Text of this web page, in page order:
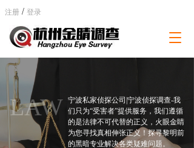
注册 / 登录
T
e
n
a
v
LAW 宁波私家侦探公司|宁波侦探调查-我
们只为“受害者”提供服务，我们遵循
的是法律不可代替的正义，火眼金睛
为您寻找真相伸张正义！探寻黎明前
的黑暗专业解决各类疑难问题。